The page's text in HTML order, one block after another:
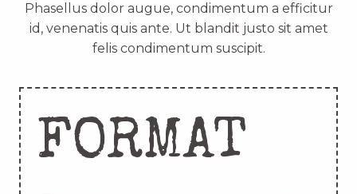
Phasellus dolor augue, condimentum a efficitur
id, venenatis quis ante. Ut blandit justo sit amet
felis condimentum suscipit.
FORMAT